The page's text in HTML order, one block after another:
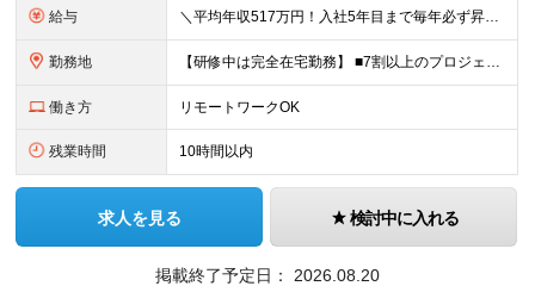
給与 ＼平均年収517万円！入社5年目まで毎年必ず昇給／ ■賞与年3回 ■年収800万円以上も可 ■入社3年以上の平均年収469.2万円 月給23万2000円以上＋賞与年3回＋各種手当 ☆入社5年目まで最
勤務地 【研修中は完全在宅勤務】 ■7割以上のプロジェクトでリモートワークを導入 ■フルリモートもあり ■一都三県のプロジェクト先 ■転居を伴う転勤なし ＜プロジェクト先＞ 東京・神奈川・千葉・埼玉でのプロ
働き方 リモートワークOK
残業時間 10時間以内
求人を見る 検討中に入れる
掲載終了予定日： 2026.08.20